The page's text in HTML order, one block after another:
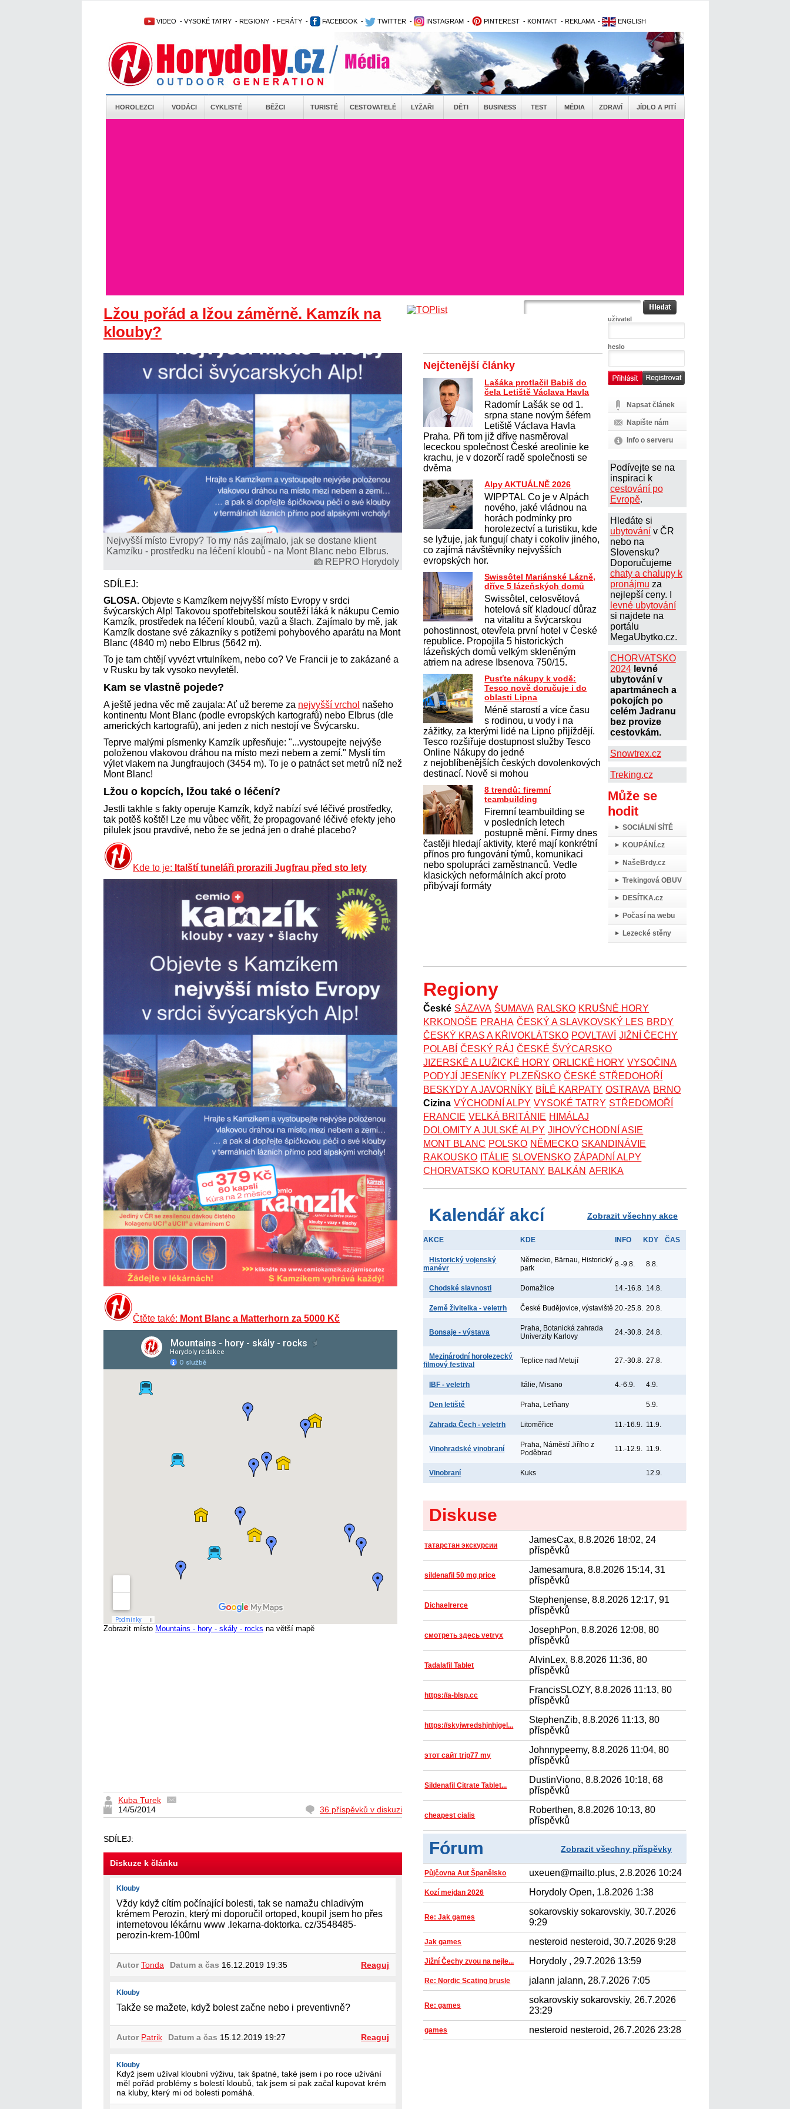
VIDEO - VYSOKÉ TATRY - REGIONY - FERÁTY - FACEBOOK - TWITTER - INSTAGRAM - PINTEREST - KONTAKT - REKLAMA - ENGLISH
HOROLEZCI VODÁCI CYKLISTÉ BĚŽCI TURISTÉ CESTOVATELÉ LYŽAŘI DĚTI BUSINESS TEST MÉDIA ZDRAVÍ JÍDLO A PITÍ
Lžou pořád a lžou záměrně. Kamzík na
klouby?
Nejvyšší místo Evropy? To my nás zajímalo, jak se dostane klient
Kamzíku - prostředku na léčení kloubů - na Mont Blanc nebo Elbrus.
REPRO Horydoly
SDÍLEJ:
GLOSA. Objevte s Kamzíkem nejvyšší místo Evropy v srdci
švýcarských Alp! Takovou spotřebitelskou soutěží láká k nákupu Cemio
Kamzík, prostředek na léčení kloubů, vazů a šlach. Zajímalo by mě, jak
Kamzík dostane své zákazníky s potížemi pohybového aparátu na Mont
Blanc (4840 m) nebo Elbrus (5642 m).
To je tam chtějí vyvézt vrtulníkem, nebo co? Ve Francii je to zakázané a
v Rusku by tak vysoko nevyletěl.
Kam se vlastně pojede?
A ještě jedna věc mě zaujala: Ať už bereme za nejvyšší vrchol našeho
kontinentu Mont Blanc (podle evropských kartografů) nebo Elbrus (dle
amerických kartografů), ani jeden z nich nestojí ve Švýcarsku.
Teprve malými písmenky Kamzík upřesňuje: "...vystoupejte nejvýše
položenou vlakovou dráhou na místo mezi nebem a zemí." Myslí tím
výlet vlakem na Jungfraujoch (3454 m). To je o patnáct set metrů níž než
Mont Blanc!
Lžou o kopcích, lžou také o léčení?
Jestli takhle s fakty operuje Kamzík, když nabízí své léčivé prostředky,
tak potěš koště! Lze mu vůbec věřit, že propagované léčivé efekty jeho
pilulek jsou pravdivé, nebo že se jedná jen o drahé placebo?
Kde to je: Italští tuneláři prorazili Jugfrau před sto lety
Čtěte také: Mont Blanc a Matterhorn za 5000 Kč
Zobrazit místo Mountains - hory - skály - rocks na větší mapě
Kuba Turek
14/5/2014
36 příspěvků v diskuzi
SDÍLEJ:
Diskuze k článku
Klouby
Vždy když cítím počínající bolesti, tak se namažu chladivým
krémem Perozin, který mi doporučil ortoped, koupil jsem ho přes
internetovou lékárnu www .lekarna-doktorka. cz/3548485-
perozin-krem-100ml
Autor Tonda Datum a čas 16.12.2019 19:35 Reaguj
Klouby
Takže se mažete, když bolest začne nebo i preventivně?
Autor Patrik Datum a čas 15.12.2019 19:27 Reaguj
Klouby
Když jsem užíval kloubní výživu, tak špatné, také jsem i po roce užívání
měl pořád problémy s bolestí kloubů, tak jsem si pak začal kupovat krém
na kluby, který mi od bolesti pomáhá.
uživatel
heslo
Napsat článek
Napište nám
Info o serveru
Podívejte se na
inspiraci k
cestování po
Evropě.
Hledáte si
ubytovánív ČR
nebo na
Slovensku?
Doporučujeme
chaty a chalupy k
pronájmu za
nejlepší ceny. I
levné ubytování
si najdete na
portálu
MegaUbytko.cz.
CHORVATSKO
2024 levné
ubytování v
apartmánech a
pokojích po
celém Jadranu
bez provize
cestovkám.
Snowtrex.cz
Treking.cz
Může se
hodit
SOCIÁLNÍ SÍTĚ
KOUPÁNÍ.cz
NašeBrdy.cz
Trekingová OBUV
DESÍTKA.cz
Počasí na webu
Lezecké stěny
Nejčtenější články
Lašáka protlačil Babiš do
čela Letiště Václava Havla
Radomír Lašák se od 1.
srpna stane novým šéfem
Letiště Václava Havla
Praha. Při tom již dříve nasměroval
lececkou společnost České areolinie ke
krachu, je v dozorčí radě společnosti se
dvěma
Alpy AKTUÁLNĚ 2026
WIPPTAL Co je v Alpách
nového, jaké vládnou na
horách podmínky pro
horolezectví a turistiku, kde
se lyžuje, jak fungují chaty i cokoliv jiného,
co zajímá návštěvníky nejvyšších
evropských hor.
Swissôtel Mariánské Lázně,
dříve 5 lázeňských domů
Swissôtel, celosvětová
hotelová síť kladoucí důraz
na vitalitu a švýcarskou
pohostinnost, otevřela první hotel v České
republice. Propojila 5 historických
lázeňských domů velkým skleněným
atriem na adrese Ibsenova 750/15.
Pusťte nákupy k vodě:
Tesco nově doručuje i do
oblasti Lipna
Méně starostí a více času
s rodinou, u vody i na
zážitky, za kterými lidé na Lipno přijíždějí.
Tesco rozšiřuje dostupnost služby Tesco
Online Nákupy do jedné
z nejoblíbenějších českých dovolenkových
destinací. Nově si mohou
8 trendů: firemní
teambuilding
Firemní teambuilding se
v posledních letech
postupně mění. Firmy dnes
častěji hledají aktivity, které mají konkrétní
přínos pro fungování týmů, komunikaci
nebo spolupráci zaměstnanců. Vedle
klasických neformálních akcí proto
přibývají formáty
Regiony
České SÁZAVA ŠUMAVA RALSKO KRUŠNÉ HORY
KRKONOŠE PRAHA ČESKÝ A SLAVKOVSKÝ LES BRDY
ČESKÝ KRAS A KŘIVOKLÁTSKO POVLTAVÍ JIŽNÍ ČECHY
POLABÍ
ČESKÝ RÁJ ČESKÉ ŠVÝCARSKO
JIZERSKÉ A LUŽICKÉ HORY ORLICKÉ HORY VYSOČINA
PODYJÍ
JESENÍKY PLZEŇSKO ČESKÉ STŘEDOHOŘÍ
BESKYDY A JAVORNÍKY BÍLÉ KARPATY OSTRAVA BRNO
Cizina VÝCHODNÍ ALPY VYSOKÉ TATRY STŘEDOMOŘÍ
FRANCIE VELKÁ BRITÁNIE HIMÁLAJ
DOLOMITY A JULSKÉ ALPY JIHOVÝCHODNÍ ASIE
MONT BLANC POLSKO NĚMECKO SKANDINÁVIE
RAKOUSKO ITÁLIE SLOVENSKO ZÁPADNÍ ALPY
CHORVATSKO KORUTANY BALKÁN AFRIKA
Kalendář akcí Zobrazit všechny akce
AKCE KDE INFO KDY ČAS
Historický vojenský
manévr
Německo, Bärnau, Historický
park
8.-9.8. 8.8.
Chodské slavnosti Domažlice 14.-16.8. 14.8.
Země živitelka - veletrh České Budějovice, výstaviště 20.-25.8. 20.8.
Bonsaje - výstava
Praha, Botanická zahrada
Univerzity Karlovy
24.-30.8. 24.8.
Mezinárodní horolezecký
filmový festival
Teplice nad Metují 27.-30.8. 27.8.
IBF - veletrh Itálie, Misano 4.-6.9. 4.9.
Den letiště Praha, Letňany 5.9.
Zahrada Čech - veletrh Litoměřice 11.-16.9. 11.9.
Vinohradské vinobraní
Praha, Náměstí Jiřího z
Poděbrad
11.-12.9. 11.9.
Vinobraní Kuks 12.9.
Diskuse
татарстан экскурсии
JamesCax, 8.8.2026 18:02, 24
příspěvků
sildenafil 50 mg price
Jamesamura, 8.8.2026 15:14, 31
příspěvků
Dichaelrerce
Stephenjense, 8.8.2026 12:17, 91
příspěvků
смотреть здесь vetryx
JosephPon, 8.8.2026 12:08, 80
příspěvků
Tadalafil Tablet
AlvinLex, 8.8.2026 11:36, 80
příspěvků
https://a-blsp.cc
FrancisSLOZY, 8.8.2026 11:13, 80
příspěvků
https://skyiwredshjnhjgel...
StephenZib, 8.8.2026 11:13, 80
příspěvků
этот сайт trip77 my
Johnnypeemy, 8.8.2026 11:04, 80
příspěvků
Sildenafil Citrate Tablet...
DustinViono, 8.8.2026 10:18, 68
příspěvků
cheapest cialis
Roberthen, 8.8.2026 10:13, 80
příspěvků
Fórum Zobrazit všechny příspěvky
Půjčovna Aut Španělsko uxeuen@mailto.plus, 2.8.2026 10:24
Kozí mejdan 2026 Horydoly Open, 1.8.2026 1:38
Re: Jak games
sokarovskiy sokarovskiy, 30.7.2026
9:29
Jak games nesteroid nesteroid, 30.7.2026 9:28
Jižní Čechy zvou na nejle... Horydoly , 29.7.2026 13:59
Re: Nordic Scating brusle jalann jalann, 28.7.2026 7:05
Re: games
sokarovskiy sokarovskiy, 26.7.2026
23:29
games nesteroid nesteroid, 26.7.2026 23:28